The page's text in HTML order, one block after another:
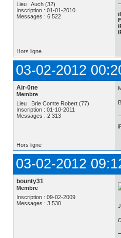
Lieu : Auch (32)
Inscription : 01-01-2010
Messages : 6 522
Hors ligne
03-02-2012
Air-0ne
Membre
Lieu : Brie Comte Robert (77)
Inscription : 01-10-2011
Messages : 2 313
Hors ligne
03-02-2012
bounty31
Membre
Inscription : 09-02-2009
Messages : 3 530